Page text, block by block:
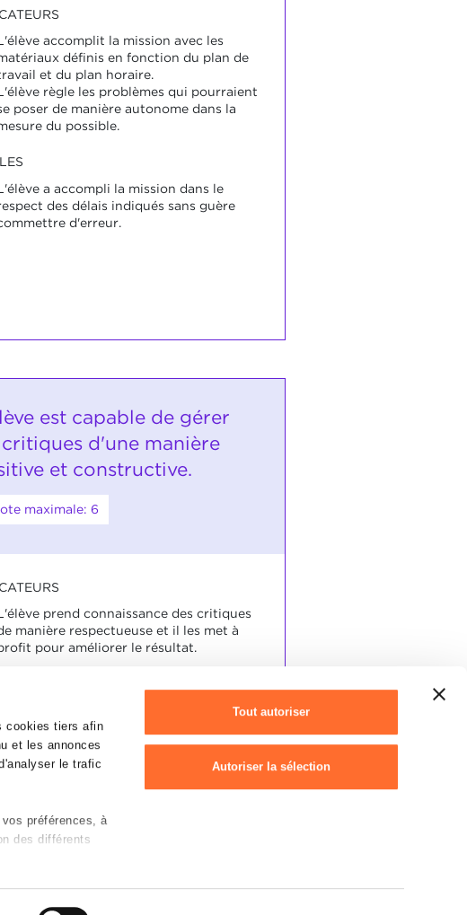
cookies tiers afin
et les annonces
le trafic
préférences, à
des différents
Tout autoriser
Autoriser la sélection
accomplit la mission avec les
définis en fonction du plan de
et du plan horaire.
règle les problèmes qui pourraient
poser de manière autonome dans la
du possible.
a accompli la mission dans le
des délais indiqués sans guère
d'erreur.
est capable de gérer
critiques d'une manière
et constructive.
maximale: 6
prend connaissance des critiques
manière respectueuse et il les met à
pour améliorer le résultat.
L'élève a mené l'entretien professionnel
manière pertinente et
Protection des données personnelles